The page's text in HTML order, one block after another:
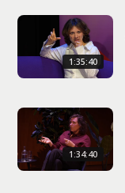
1:35:40
1:34:40